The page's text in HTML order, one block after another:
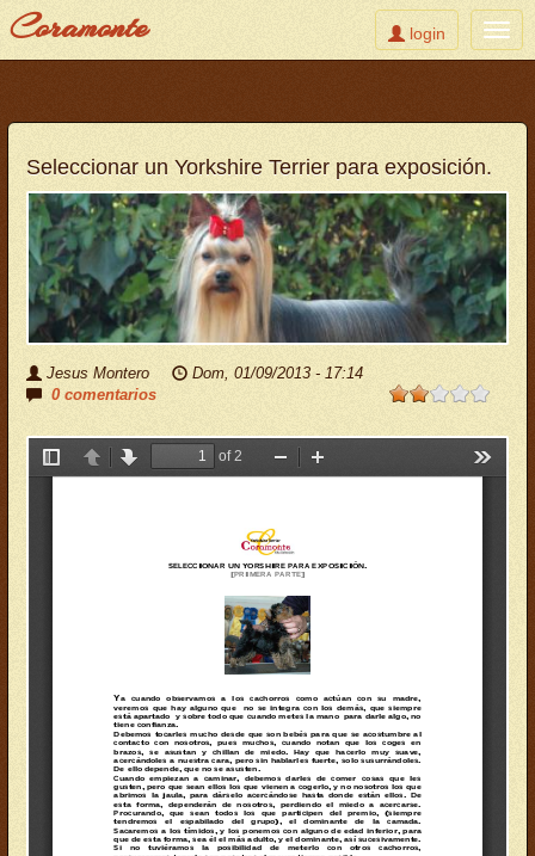
contenido
Coramonte
Toggle
user
login
Seleccionar un Yorkshire Terrier para exposición.
Jesus Montero
Dom, 01/09/2013 - 17:14
0 comentarios